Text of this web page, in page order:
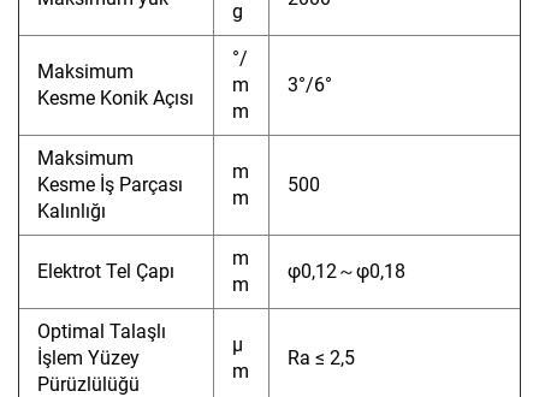
g
Maksimum
Kesme Konik Açısı
°/
m
m
3°/6°
Maksimum
Kesme İş Parçası
Kalınlığı
m
m
500
Elektrot Tel Çapı
m
m
φ0,12～φ0,18
Optimal Talaşlı
İşlem Yüzey
Pürüzlülüğü
μ
m
Ra ≤ 2,5